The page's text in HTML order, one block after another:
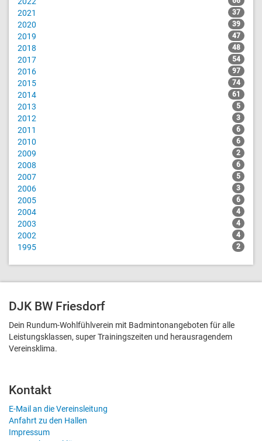
2021 37
2020 39
2019 47
2018 48
2017 54
2016 97
2015 74
2014 61
2013 5
2012 3
2011 6
2010 6
2009 2
2008 6
2007 5
2006 3
2005 6
2004 4
2003 4
2002 4
1995 2
DJK BW Friesdorf
Dein Rundum-Wohlfühlverein mit Badmintonangeboten für alle
Leistungsklassen, super Trainingszeiten und heraus­ragendem
Vereinsklima.
Kontakt
E-Mail an die Vereinsleitung
Anfahrt zu den Hallen
Impressum